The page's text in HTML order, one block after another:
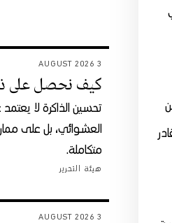
3 AUGUST 2026
كيف نحصل على
تحسين الذاكرة لا
العشوائي، بل على
متكاملة.
هيئة التحرير
3 AUGUST 2026